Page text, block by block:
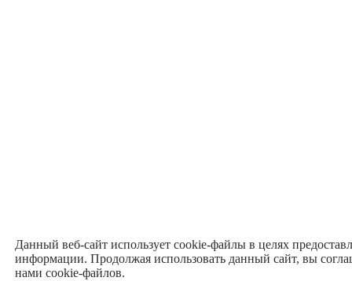
Данный веб-сайт использует cookie-файлы в целях
информации. Продолжая использовать данный сайт, вы
нами cookie-файлов.